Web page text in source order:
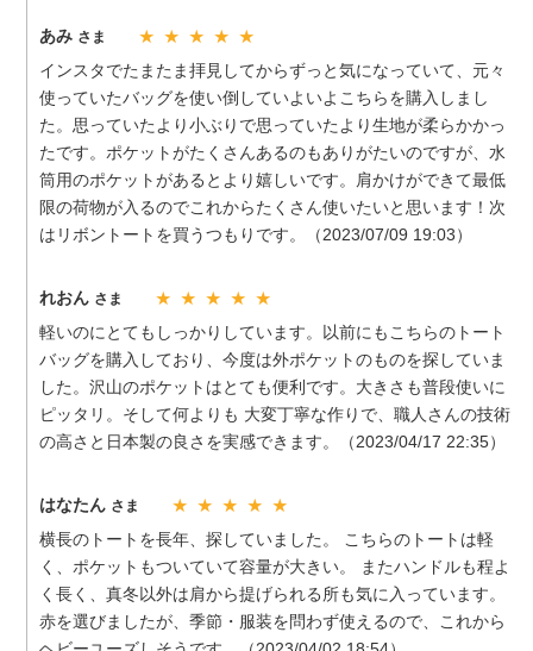
あみ さま ★ ★ ★ ★ ★
インスタでたまたま拝見してからずっと気になっていて、元々
使っていたバッグを使い倒していよいよこちらを購入しまし
た。思っていたより小ぶりで思っていたより生地が柔らかかっ
たです。ポケットがたくさんあるのもありがたいのですが、水
筒用のポケットがあるとより嬉しいです。肩かけができて最低
限の荷物が入るのでこれからたくさん使いたいと思います！次
はリボントートを買うつもりです。（2023/07/09 19:03）
れおん さま ★ ★ ★ ★ ★
軽いのにとてもしっかりしています。以前にもこちらのトート
バッグを購入しており、今度は外ポケットのものを探していま
した。沢山のポケットはとても便利です。大きさも普段使いに
ピッタリ。そして何よりも 大変丁寧な作りで、職人さんの技術
の高さと日本製の良さを実感できます。（2023/04/17 22:35）
はなたん さま ★ ★ ★ ★ ★
横長のトートを長年、探していました。 こちらのトートは軽
く、ポケットもついていて容量が大きい。 またハンドルも程よ
く長く、真冬以外は肩から提げられる所も気に入っています。
赤を選びましたが、季節・服装を問わず使えるので、これから